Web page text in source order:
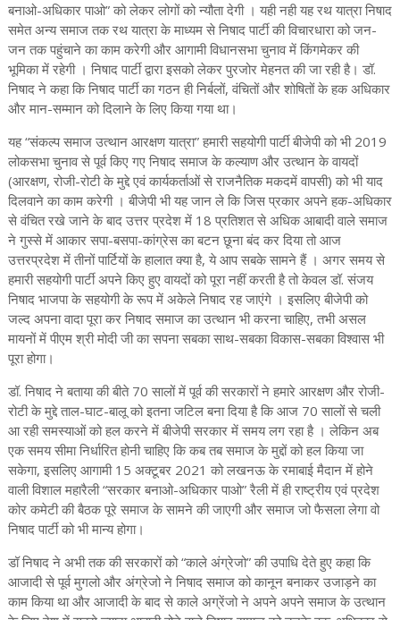
बनाओ-अधिकार पाओ” को लेकर लोगों को न्यौता देगी । यही नही यह रथ यात्रा निषाद
समेत अन्य समाज तक रथ यात्रा के माध्यम से निषाद पार्टी की विचारधारा को जन-
जन तक पहुंचाने का काम करेगी और आगामी विधानसभा चुनाव में किंगमेकर की
भूमिका में रहेगी । निषाद पार्टी द्वारा इसको लेकर पुरजोर मेहनत की जा रही है। डॉ.
निषाद ने कहा कि निषाद पार्टी का गठन ही निर्बलों, वंचितों और शोषितों के हक अधिकार
और मान-सम्मान को दिलाने के लिए किया गया था।
यह “संकल्प समाज उत्थान आरक्षण यात्रा” हमारी सहयोगी पार्टी बीजेपी को भी 2019
लोकसभा चुनाव से पूर्व किए गए निषाद समाज के कल्याण और उत्थान के वायदों
(आरक्षण, रोजी-रोटी के मुद्दे एवं कार्यकर्ताओं से राजनैतिक मकदमें वापसी) को भी याद
दिलवाने का काम करेगी । बीजेपी भी यह जान ले कि जिस प्रकार अपने हक-अधिकार
से वंचित रखे जाने के बाद उत्तर प्रदेश में 18 प्रतिशत से अधिक आबादी वाले समाज
ने गुस्से में आकार सपा-बसपा-कांग्रेस का बटन छूना बंद कर दिया तो आज
उत्तरप्रदेश में तीनों पार्टियों के हालात क्या है, ये आप सबके सामने हैं । अगर समय से
हमारी सहयोगी पार्टी अपने किए हुए वायदों को पूरा नहीं करती है तो केवल डॉ. संजय
निषाद भाजपा के सहयोगी के रूप में अकेले निषाद रह जाएंगे । इसलिए बीजेपी को
जल्द अपना वादा पूरा कर निषाद समाज का उत्थान भी करना चाहिए, तभी असल
मायनों में पीएम श्री मोदी जी का सपना सबका साथ-सबका विकास-सबका विश्वास भी
पूरा होगा।
डॉ. निषाद ने बताया की बीते 70 सालों में पूर्व की सरकारों ने हमारे आरक्षण और रोजी-
रोटी के मुद्दे ताल-घाट-बालू को इतना जटिल बना दिया है कि आज 70 सालों से चली
आ रही समस्याओं को हल करने में बीजेपी सरकार में समय लग रहा है । लेकिन अब
एक समय सीमा निर्धारित होनी चाहिए कि कब तब समाज के मुद्दों को हल किया जा
सकेगा, इसलिए आगामी 15 अक्टूबर 2021 को लखनऊ के रमाबाई मैदान में होने
वाली विशाल महारैली “सरकार बनाओ-अधिकार पाओ” रैली में ही राष्ट्रीय एवं प्रदेश
कोर कमेटी की बैठक पूरे समाज के सामने की जाएगी और समाज जो फैसला लेगा वो
निषाद पार्टी को भी मान्य होगा।
डॉ निषाद ने अभी तक की सरकारों को “काले अंग्रेजो” की उपाधि देते हुए कहा कि
आजादी से पूर्व मुगलो और अंग्रेजो ने निषाद समाज को कानून बनाकर उजाड़ने का
काम किया था और आजादी के बाद से काले अग्रेंजो ने अपने अपने समाज के उत्थान